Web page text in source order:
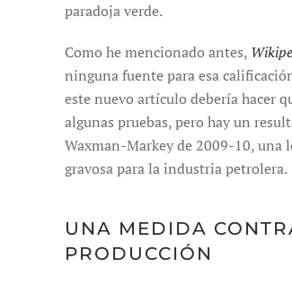
paradoja verde.
Como he mencionado antes,
ninguna fuente para esa
este nuevo artículo debería hacer
algunas pruebas, pero hay un
Waxman-Markey de 2009-10, una
gravosa para la industria petrolera.
UNA MEDIDA
PRODUCCIÓN